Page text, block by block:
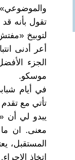
تقول بأنه
لتوبيخ
أعر أدنى
الجزء
موسكو.
في أيام
تأتي مع
يبدو لي أن
معنى. ان
المستقبل،
اتخاذ